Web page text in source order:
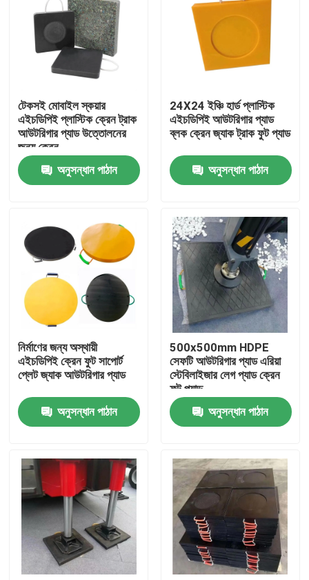
বাড়ি
আমাদের সম্পর্কে
কারখানা ভ্রমণ
মান নিয়ন্ত্রণ
যোগাযোগ করুন
পলিথিন প্লাস্টিকের শীট
UHMWPE লাইনার
গ্রাউন্ড প্রোটেকশন ম্যাট
টেকসই মোবাইল স্কয়ার
এইচডিপিই প্লাস্টিক ক্রেন ট্রাক
আউটরিগার প্যাড উত্তোলনের
জন্য ক্রেন
অনুসন্ধান পাঠান
24X24 ইঞ্চি হার্ড প্লাস্টিক
এইচডিপিই আউটরিগার প্যাড
ব্লক ক্রেন জ্যাক ট্রাক ফুট প্যাড
অনুসন্ধান পাঠান
নির্মাণের জন্য অস্থায়ী
এইচডিপিই ক্রেন ফুট সাপোর্ট
প্লেট জ্যাক আউটরিগার প্যাড
অনুসন্ধান পাঠান
500x500mm HDPE
সেফটি আউটরিগার প্যাড এরিয়া
স্টেবিলাইজার লেগ প্যাড ক্রেন
ফুট প্যাড
অনুসন্ধান পাঠান